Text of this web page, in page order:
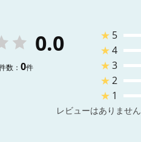
0.0
数： 0件
★ 5
★4
★3
★2
★ 1
レビューはありません